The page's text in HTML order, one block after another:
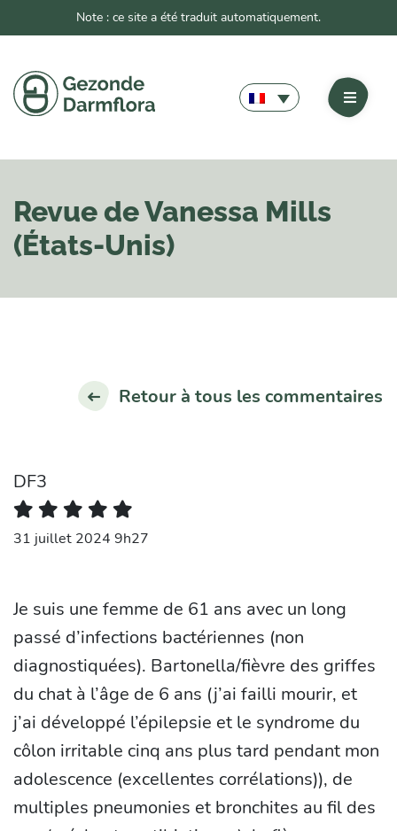
Note : ce site a été traduit automatiquement.
Revue de Vanessa Mills
(États-Unis)
Retour à tous les commentaires
DF3
31 juillet 2024 9h27
Je suis une femme de 61 ans avec un long
passé d’infections bactériennes (non
diagnostiquées). Bartonella/fièvre des griffes
du chat à l’âge de 6 ans (j’ai failli mourir, et
j’ai développé l’épilepsie et le syndrome du
côlon irritable cinq ans plus tard pendant mon
adolescence (excellentes corrélations)), de
multiples pneumonies et bronchites au fil des